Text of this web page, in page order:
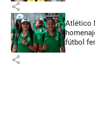
share
Atlético
fútbol
share